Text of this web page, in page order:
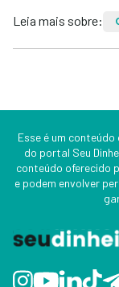
Leia mais sobre:
Esse é um
do portal Seu
conteúdo oferecido
e podem envolver